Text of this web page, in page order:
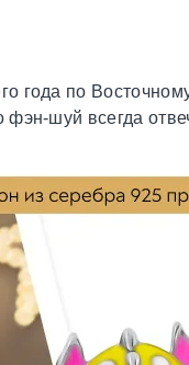
года по
шуй всегда